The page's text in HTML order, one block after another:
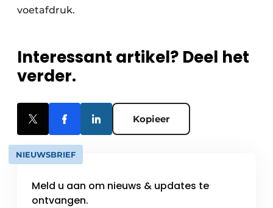
voetafdruk.
Interessant artikel? Deel het
verder.
Kopieer
NIEUWSBRIEF
Meld u aan om nieuws & updates te
ontvangen.